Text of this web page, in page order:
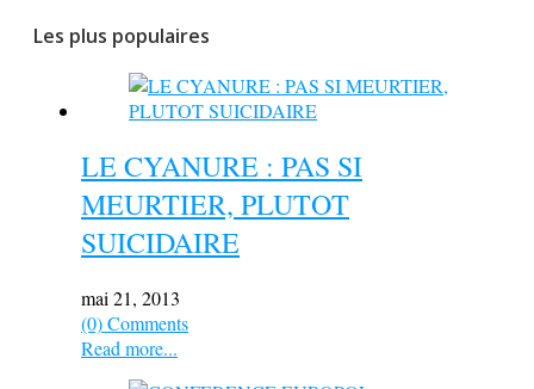
Les plus populaires
LE CYANURE : PAS SI
MEURTIER, PLUTOT
SUICIDAIRE
mai 21, 2013
(0) Comments
Read more...